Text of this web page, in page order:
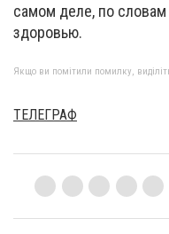
самом деле, по словам
здоровью.
Якщо ви помітили помилку,
ТЕЛЕГРАФ